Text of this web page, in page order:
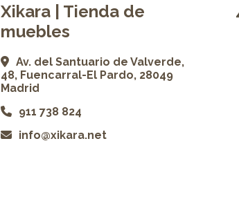
Xikara | Tienda de
muebles
Av. del Santuario de Valverde,
48, Fuencarral-El Pardo, 28049
Madrid
911 738 824
info@xikara.net